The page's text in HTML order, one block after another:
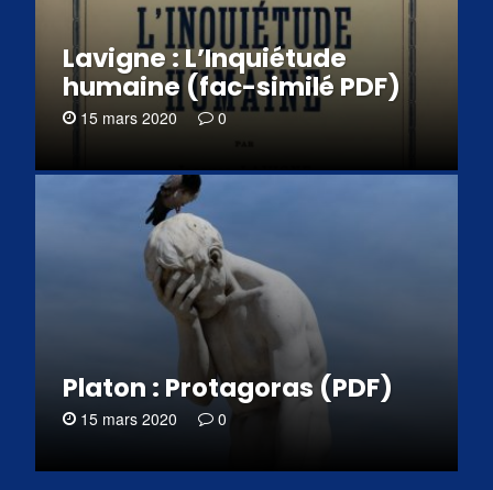
Lavigne : L’Inquiétude
humaine (fac-similé PDF)
15 mars 2020 0
Platon : Protagoras (PDF)
15 mars 2020 0